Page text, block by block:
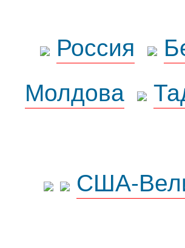
Россия
Молдова
США-